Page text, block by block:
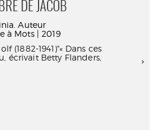
DE JACOB
Auteur
à Mots | 2019
(1882-1941)"« Dans ces
écrivait Betty Flanders,